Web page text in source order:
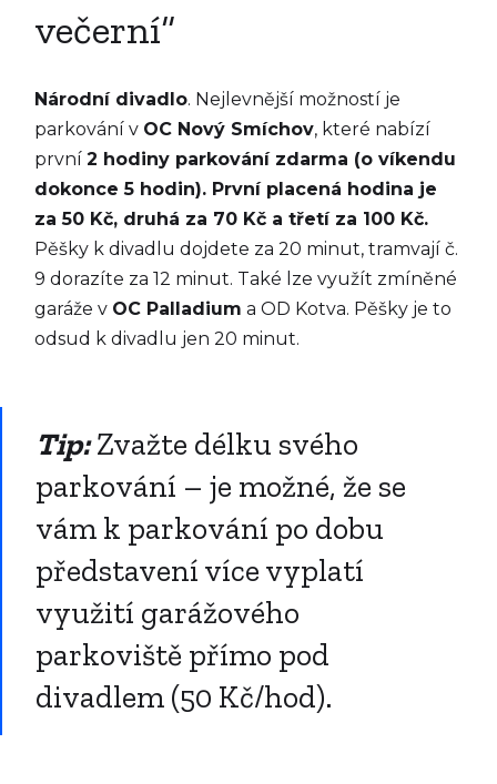
večerní“
Národní divadlo. Nejlevnější možností je
parkování v OC Nový Smíchov, které nabízí
první2 hodiny parkování zdarma (o víkendu
dokonce 5 hodin). První placená hodina je
za 50 Kč, druhá za 70 Kč a třetí za 100 Kč.
Pěšky k divadlu dojdete za 20 minut, tramvají č.
9 dorazíte za 12 minut. Také lze využít zmíněné
garáže v OC Palladium a OD Kotva. Pěšky je to
odsud k divadlu jen 20 minut.
Tip:Zvažte délku svého
parkování – je možné, že se
vám k parkování po dobu
představení více vyplatí
využití garážového
parkoviště přímo pod
divadlem (50 Kč/hod).